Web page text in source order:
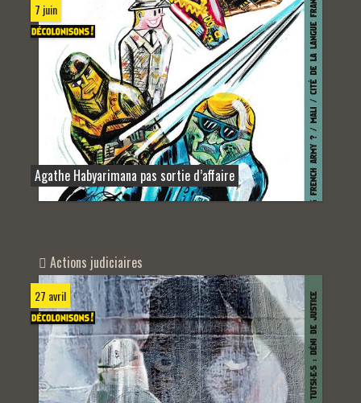
7 juin
Agathe Habyarimana pas sortie d’affaire
Actions judiciaires
27 avril